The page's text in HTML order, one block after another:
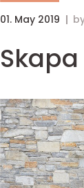
01. May 2019